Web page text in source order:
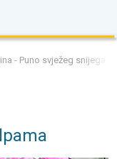
- Puno svježeg snijega u